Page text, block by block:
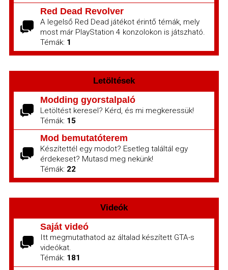
Red Dead Revolver
A legelső Red Dead játékot érintő témák, mely
most már PlayStation 4 konzolokon is játszható.
Témák: 1
Letöltések
Modding gyorstalpaló
Letöltést keresel? Kérd, és mi megkeressük!
Témák: 15
Mod bemutatóterem
Készítettél egy modot? Esetleg találtál egy
érdekeset? Mutasd meg nekünk!
Témák: 22
Videók
Saját videó
Itt megmutathatod az általad készített GTA-s
videókat.
Témák: 181